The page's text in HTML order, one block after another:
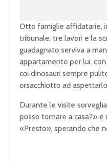
Otto famiglie affidatarie,
tribunale, tre lavori e la
guadagnato serviva a
appartamento per lui,
coi dinosauri sempre
orsacchiotto ad
Durante le visite
posso tornare a casa?» e
«Presto», sperando che